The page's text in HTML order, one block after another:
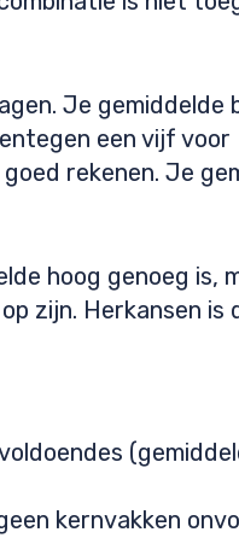
Je gemiddelde
een vijf voor
rekenen. Je
hoog genoeg is,
zijn. Herkansen is
kernvakken